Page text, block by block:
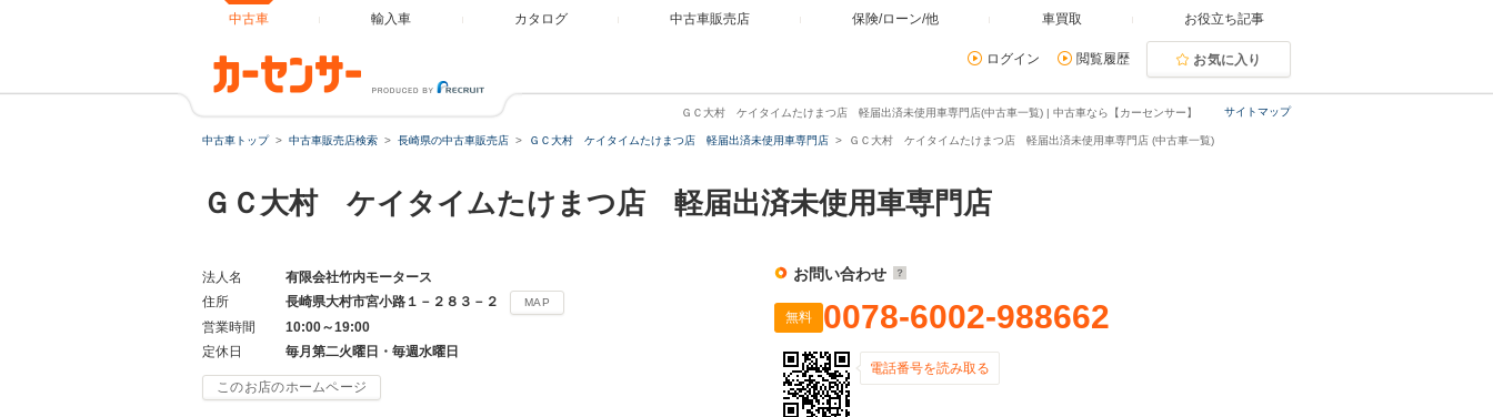
中古車 輸入車 カタログ 中古車販売店 保険/ローン/他 車買取 お役立ち記事
ログイン 閲覧履歴 お気に入り
サイトマップ
ＧＣ大村 ケイタイムたけまつ店 軽届出済未使用車専門店(中古車一覧) | 中古車なら【カーセンサー】
中古車トップ 中古車販売店検索 長崎県の中古車販売店 ＧＣ大村 ケイタイムたけまつ店 軽届出済未使用車専門店 ＧＣ大村 ケイタイムたけまつ店 軽届出済未使用車専門店 (中古車一覧)
ＧＣ大村 ケイタイムたけまつ店 軽届出済未使用車専門店
法人名
有限会社竹内モータース
住所
長崎県大村市宮小路１－２８３－２ MAP
営業時間
10:00～19:00
定休日
毎月第二火曜日・毎週水曜日
このお店のホームページ
お問い合わせ
無料 0078-6002-988662
電話番号を読み取る